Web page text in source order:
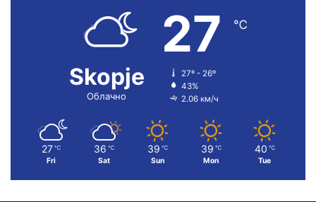
Skopje
Облачно
27 ℃
27º - 26º
43%
2.06 км/ч
27 ℃
Fri
36 ℃
Sat
39 ℃
Sun
39 ℃
Mon
40 ℃
Tue